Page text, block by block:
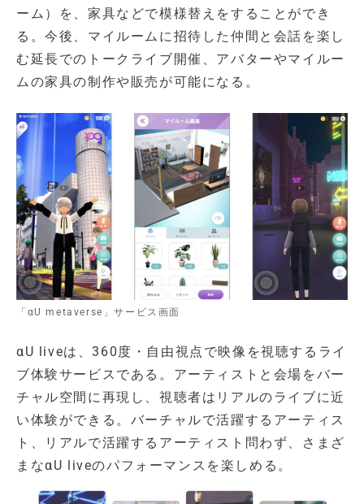
ーム）を、家具などで模様替えをすることができ
る。今後、マイルームに招待した仲間と会話を楽し
む延長でのトークライブ開催、アバターやマイルー
ムの家具の制作や販売が可能になる。
「αU metaverse」サービス画面
αU liveは、360度・自由視点で映像を視聴するライ
ブ体験サービスである。アーティストと会場をバー
チャル空間に再現し、視聴者はリアルのライブに近
い体験ができる。バーチャルで活躍するアーティス
ト、リアルで活躍するアーティスト問わず、さまざ
まなαU liveのパフォーマンスを楽しめる。